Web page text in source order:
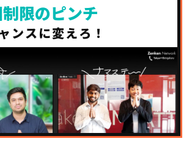
限のピンチ
ンスに変えろ！